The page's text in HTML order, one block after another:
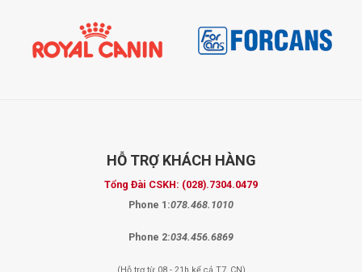
HỖ TRỢ KHÁCH HÀNG
Tổng Đài CSKH: (028).7304.0479
Phone 1:078.468.1010
Phone 2:034.456.6869
(Hỗ trợ từ 08 - 21h kể cả T7, CN)